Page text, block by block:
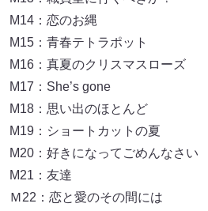
M14：恋のお縄
M15：青春テトラポット
M16：真夏のクリスマスローズ
M17：She’s gone
M18：思い出のほとんど
M19：ショートカットの夏
M20：好きになってごめんなさい
M21：友達
Ｍ22：恋と愛のその間には